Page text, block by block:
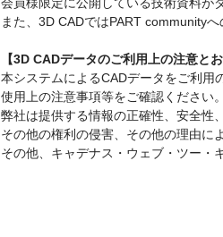
また、3D CADではPART community
【3D CADデータのご利用上の注意と
本システムによるCADデータをご利用
使用上の注意事項等をご確認ください
弊社は提供する情報の正確性、安全性
その他の権利の侵害、その他の理由に
その他、キャデナス・ウェブ・ツー・